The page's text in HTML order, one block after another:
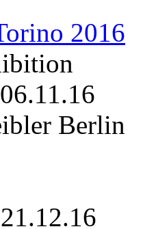
2016
06.11.16
Berlin
21.12.16